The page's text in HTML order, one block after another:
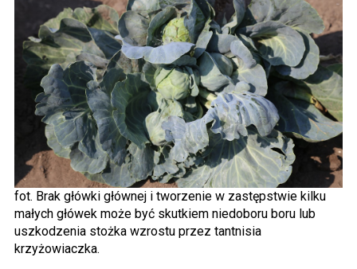
fot. Brak główki głównej i tworzenie w zastępstwie kilku
małych główek może być skutkiem niedoboru boru lub
uszkodzenia stożka wzrostu przez tantnisia
krzyżowiaczka.